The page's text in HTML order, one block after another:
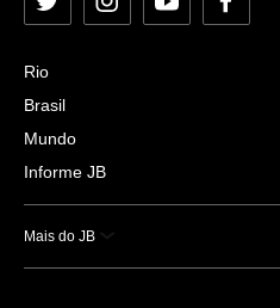
Twitter InstagramYouTube
Rio
Brasil
Mundo
Informe JB
Mais do JB
Esportes